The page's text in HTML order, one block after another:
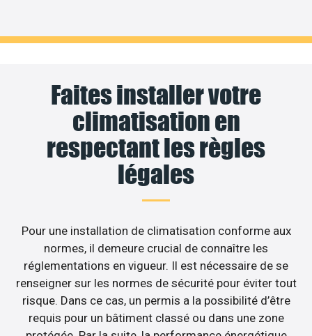
Faites installer votre
climatisation en
respectant les règles
légales
Pour une installation de climatisation conforme aux
normes, il demeure crucial de connaître les
réglementations en vigueur. Il est nécessaire de se
renseigner sur les normes de sécurité pour éviter tout
risque. Dans ce cas, un permis a la possibilité d’être
requis pour un bâtiment classé ou dans une zone